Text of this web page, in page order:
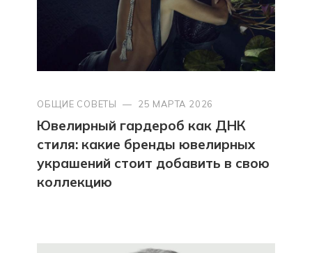
ОБЩИЕ СОВЕТЫ — 25 МАРТА 2026
Ювелирный гардероб как ДНК
стиля: какие бренды ювелирных
украшений стоит добавить в свою
коллекцию